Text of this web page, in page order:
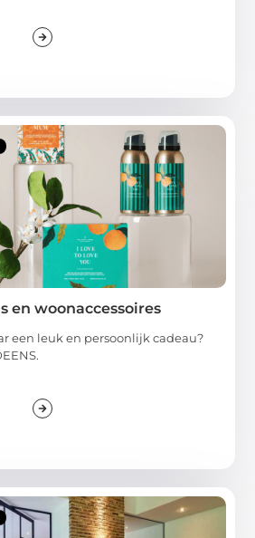
en woonaccessoires
een leuk en persoonlijk cadeau?